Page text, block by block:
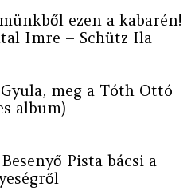
ezen a kabarén!
Imre – Schütz Ila
meg a Tóth Ottó
album)
Pista bácsi a